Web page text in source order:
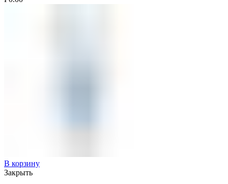
В корзину
Закрыть